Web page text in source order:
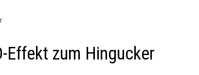
Effekt zum Hingucker